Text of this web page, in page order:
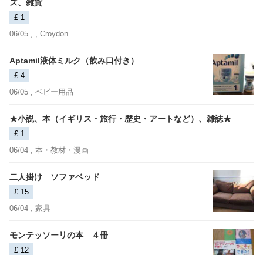
ズ、雑貨
£ 1
06/05 , , Croydon
Aptamil液体ミルク（飲み口付き）
£ 4
06/05 , ベビー用品
★小説、本（イギリス・旅行・歴史・アートなど）、雑誌★
£ 1
06/04 , 本・教材・漫画
二人掛け ソファベッド
£ 15
06/04 , 家具
モンテッソーリの本 ４冊
£ 12